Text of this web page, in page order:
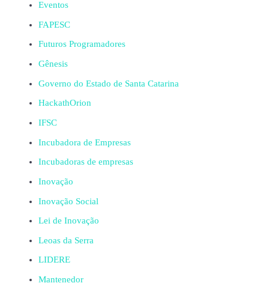
Eventos
FAPESC
Futuros Programadores
Gênesis
Governo do Estado de Santa Catarina
HackathOrion
IFSC
Incubadora de Empresas
Incubadoras de empresas
Inovação
Inovação Social
Lei de Inovação
Leoas da Serra
LIDERE
Mantenedor